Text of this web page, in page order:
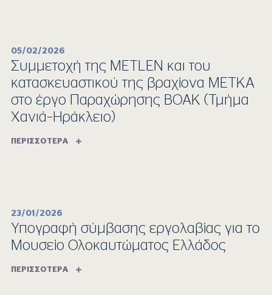
05/02/2026
Συμμετοχή της METLEN και του
κατασκευαστικού της βραχίονα ΜΕΤΚΑ
στο έργο Παραχώρησης ΒΟΑΚ (Τμήμα
Χανιά–Ηράκλειο)
ΠΕΡΙΣΣΌΤΕΡΑ
23/01/2026
Υπογραφή σύμβασης εργολαβίας για το
Μουσείο Ολοκαυτώματος Ελλάδος
ΠΕΡΙΣΣΌΤΕΡΑ